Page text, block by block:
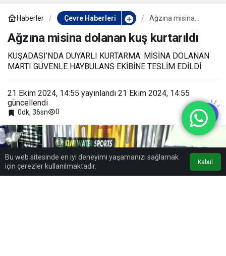
Haberler Çevre Haberleri
Ağzına misina
kurtarıldı
Ağzına misina dolanan kuş kurtarıldı
KUŞADASI’NDA DUYARLI KURTARMA: MİSİNA DOLANAN
MARTI GÜVENLE HAYBULANS EKİBİNE TESLİM EDİLDİ
21 Ekim 2024, 14:55 yayınlandı 21 Ekim 2024, 14:55
güncellendi
0dk, 36sn 0
Bu web sitesinde en iyi deneyimi yaşamanızı sağlamak
için çerezler kullanılmaktadır.
Kabul